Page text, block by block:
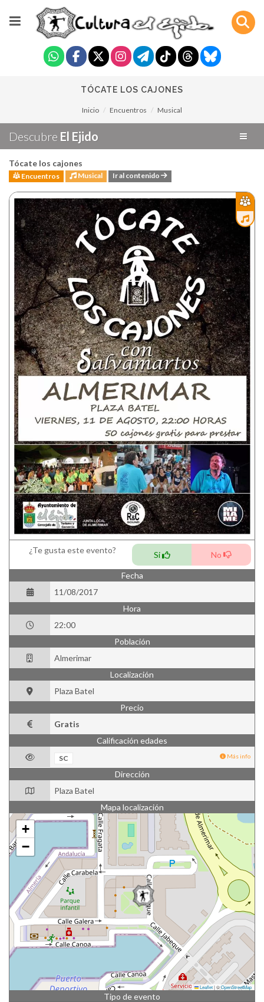
TÓCATE LOS CAJONES
Inicio Encuentros Musical
Descubre El Ejido
Tócate los cajones
Encuentros Musical Ir al contenido
¿Te gusta este evento? Si No
Fecha
11/08/2017
Hora
22:00
Población
Almerimar
Localización
Plaza Batel
Precio
Gratis
Calificación edades
SC Más info
Dirección
Plaza Batel
Mapa localización
+
−
Leaflet|©OpenStreetMap
Tipo de evento